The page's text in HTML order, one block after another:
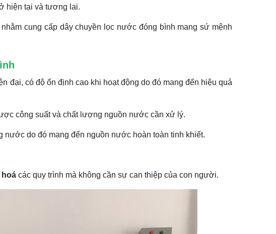
hiện tại và tương lai.
cung cấp dây chuyền lọc nước đóng bình mang sứ mệnh
đại, có độ ổn định cao khi hoạt động do đó mang đến hiệu quả
công suất và chất lượng nguồn nước cần xử lý.
nước do đó mang đến nguồn nước hoàn toàn tinh khiết.
hoá các quy trình mà không cần sự can thiệp của con người.